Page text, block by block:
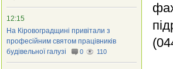
12:15
На Кіровоградщині привітали з
професійним святом працівників
будівельної галузі
0 110